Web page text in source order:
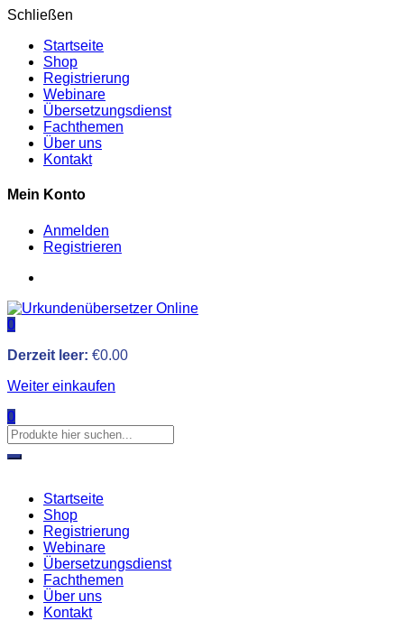
Schließen
Startseite
Shop
Registrierung
Webinare
Übersetzungsdienst
Fachthemen
Über uns
Kontakt
Mein Konto
Anmelden
Registrieren
0
Derzeit leer: €0.00
Weiter einkaufen
0
Startseite
Shop
Registrierung
Webinare
Übersetzungsdienst
Fachthemen
Über uns
Kontakt